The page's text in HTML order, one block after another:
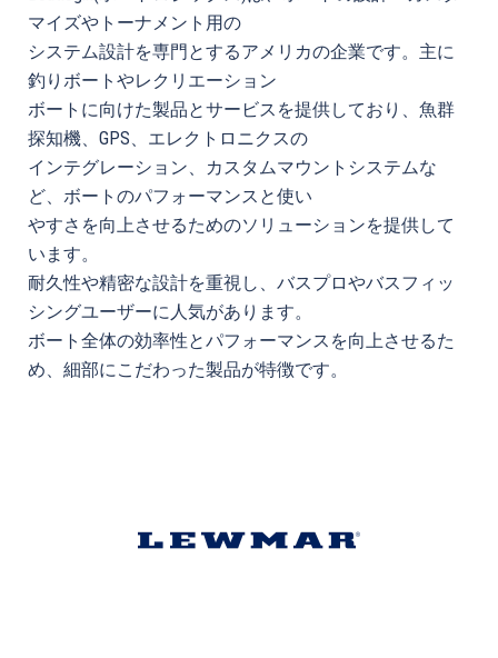
マイズやトーナメント用の
システム設計を専門とするアメリカの企業です。主に
釣りボートやレクリエーション
ボートに向けた製品とサービスを提供しており、魚群
探知機、GPS、エレクトロニクスの
インテグレーション、カスタムマウントシステムな
ど、ボートのパフォーマンスと使い
やすさを向上させるためのソリューションを提供して
います。
耐久性や精密な設計を重視し、バスプロやバスフィッ
シングユーザーに人気があります。
ボート全体の効率性とパフォーマンスを向上させるた
め、細部にこだわった製品が特徴です。